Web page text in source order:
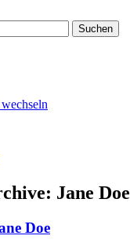
Jane Doe
Doe